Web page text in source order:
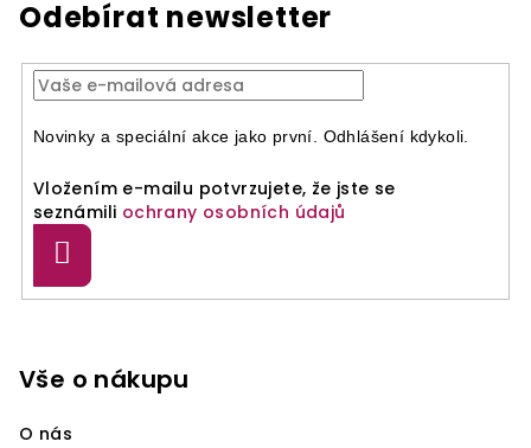
í
r
v
k
v
ý
s
í
Odebírat newsletter
Novinky a speciální akce jako první. Odhlášení kdykoli.
Vložením e-mailu potvrzujete, že jste se
seznámili ochrany osobních údajů
Vše o nákupu
O nás